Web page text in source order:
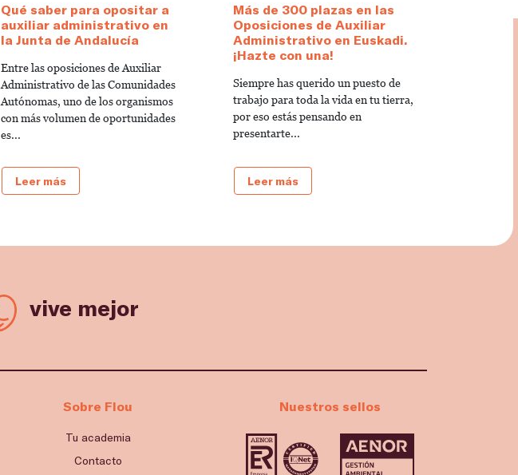
Qué saber para opositar a
auxiliar administrativo en
la Junta de Andalucía
Entre las oposiciones de Auxiliar
Administrativo de las Comunidades
Autónomas, uno de los organismos
con más volumen de oportunidades
es...
Leer más
Más de 300 plazas en las
Oposiciones de Auxiliar
Administrativo en Euskadi.
¡Hazte con una!
Siempre has querido un puesto de
trabajo para toda la vida en tu tierra,
por eso estás pensando en
presentarte...
Leer más
vive mejor
Sobre Flou
Tu academia
Contacto
Nuestros sellos